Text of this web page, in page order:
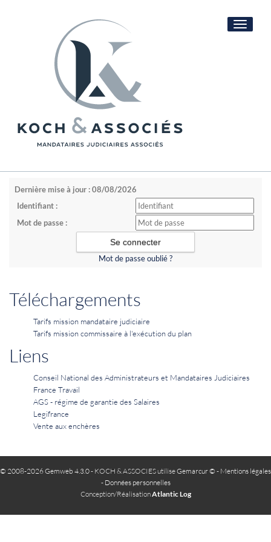
Toggle
Dernière mise à jour : 08/08/2026
Identifiant :
Mot de passe :
Mot de passe oublié ?
Téléchargements
Tarifs mission mandataire judiciaire
Tarifs mission commissaire à l'exécution du plan
Liens
Conseil National des Administrateurs et Mandataires Judiciaires
France Travail
AGS - régime de garantie des Salaires
Legifrance
Vente aux enchères
© 2008-2026 Gemweb 4.3.0- KOCH & ASSOCIES utiliseGemarcur © - Mentions légales
- Données personnelles
Conception/RéalisationAtlantic Log